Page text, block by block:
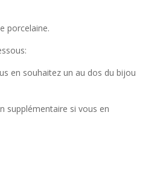
porcelaine.
en souhaitez un au dos du bijou
supplémentaire si vous en